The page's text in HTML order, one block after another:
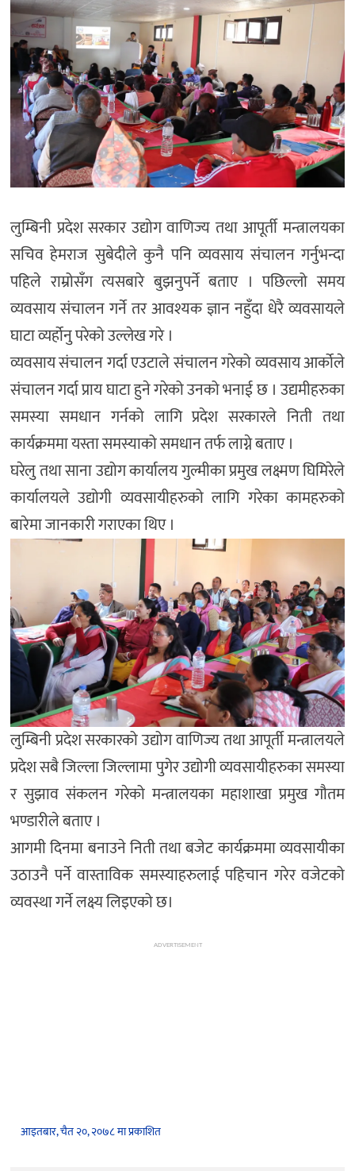
लुम्बिनी प्रदेश सरकार उद्योग वाणिज्य तथा आपूर्ती मन्त्रालयका
सचिव हेमराज सुबेदीले कुनै पनि व्यवसाय संचालन गर्नुभन्दा
पहिले राम्रोसँग त्यसबारे बुझनुपर्ने बताए । पछिल्लो समय
व्यवसाय संचालन गर्ने तर आवश्यक ज्ञान नहुँदा धेरै व्यवसायले
घाटा व्यर्होनु परेको उल्लेख गरे ।
व्यवसाय संचालन गर्दा एउटाले संचालन गरेको व्यवसाय आर्कोले
संचालन गर्दा प्राय घाटा हुने गरेको उनको भनाई छ । उद्यमीहरुका
समस्या समधान गर्नको लागि प्रदेश सरकारले निती तथा
कार्यक्रममा यस्ता समस्याको समधान तर्फ लाग्ने बताए ।
घरेलु तथा साना उद्योग कार्यालय गुल्मीका प्रमुख लक्ष्मण घिमिरेले
कार्यालयले उद्योगी व्यवसायीहरुको लागि गरेका कामहरुको
बारेमा जानकारी गराएका थिए ।
लुम्बिनी प्रदेश सरकारको उद्योग वाणिज्य तथा आपूर्ती मन्त्रालयले
प्रदेश सबै जिल्ला जिल्लामा पुगेर उद्योगी व्यवसायीहरुका समस्या
र सुझाव संकलन गरेको मन्त्रालयका महाशाखा प्रमुख गौतम
भण्डारीले बताए ।
आगमी दिनमा बनाउने निती तथा बजेट कार्यक्रममा व्यवसायीका
उठाउनै पर्ने वास्ताविक समस्याहरुलाई पहिचान गरेर वजेटको
व्यवस्था गर्ने लक्ष्य लिइएको छ।
ADVERTISEMENT
आइतबार, चैत २०, २०७८ मा प्रकाशित